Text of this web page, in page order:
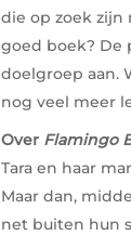
die op zoek zijn
goed boek? De
doelgroep aan.
nog veel meer
Over Flamingo
Tara en haar
Maar dan,
net buiten hun